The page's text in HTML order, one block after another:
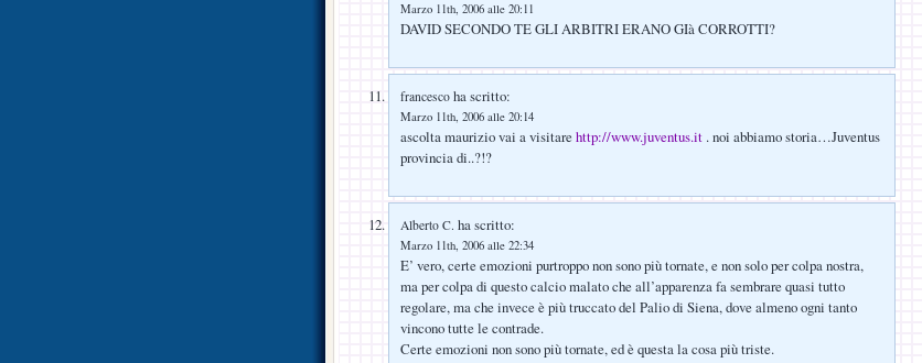
Marzo 11th, 2006 alle 20:11
DAVID SECONDO TE GLI ARBITRI ERANO GIà CORROTTI?
francesco ha scritto:
Marzo 11th, 2006 alle 20:14
ascolta maurizio vai a visitare http://www.juventus.it . noi abbiamo storia…Juventus
provincia di..?!?
Alberto C. ha scritto:
Marzo 11th, 2006 alle 22:34
E’ vero, certe emozioni purtroppo non sono più tornate, e non solo per colpa nostra,
ma per colpa di questo calcio malato che all’apparenza fa sembrare quasi tutto
regolare, ma che invece è più truccato del Palio di Siena, dove almeno ogni tanto
vincono tutte le contrade.
Certe emozioni non sono più tornate, ed è questa la cosa più triste.